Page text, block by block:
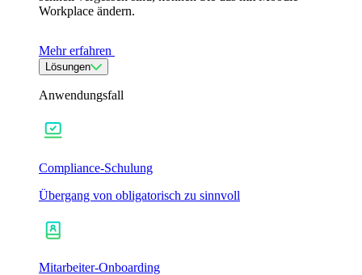
Workplace ändern.
Mehr erfahren
Lösungen
Anwendungsfall
Compliance-Schulung
Übergang von obligatorisch zu sinnvoll
Mitarbeiter-Onboarding